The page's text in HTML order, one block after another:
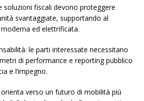
soluzioni fiscali devono proteggere
svantaggiate, supportando al
ed elettrificata.
le parti interessate necessitano
di performance e reporting pubblico
e l’impegno.
verso un futuro di mobilità più